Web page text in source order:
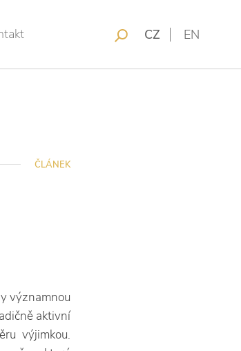
CZ EN
ČLÁNEK
významnou
aktivní
výjimkou.